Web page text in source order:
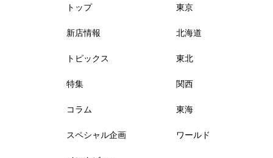
トップ
新店情報
トピックス
特集
コラム
スペシャル企画
東京
北海道
東北
関西
東海
ワールド